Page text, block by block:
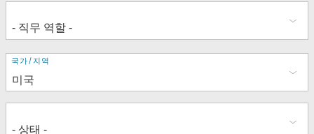
주
소
국가/지역